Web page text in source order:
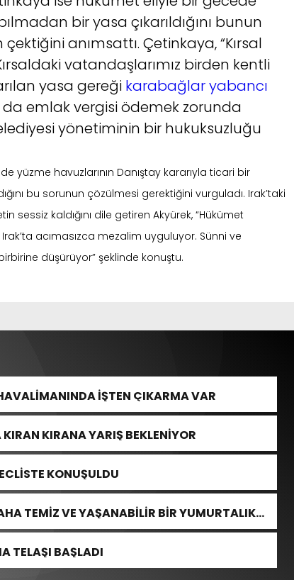
bir yasa çıkarıldığını bunun
çektiğini anımsattı. Çetinkaya, “Kırsal
vatandaşlarımız birden kentli
yasa gereği karabağlar yabancı
emlak vergisi ödemek zorunda
yönetiminin bir hukuksuzluğu
yüzme havuzlarının Danıştay kararıyla ticari bir
bu sorunun çözülmesi gerektiğini vurguladı. Irak’taki
sessiz kaldığını dile getiren Akyürek, “Hükümet
Irak’ta acımasızca mezalim uyguluyor. Sünni ve
düşürüyor” şeklinde konuştu.
İŞTEN ÇIKARMA VAR
KIRANA YARIŞ BEKLENİYOR
KONUŞULDU
TEMİZ VE YAŞANABİLİR BİR YUMURTALIK
TELAŞI BAŞLADI